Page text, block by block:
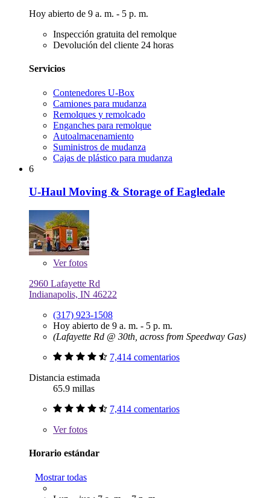
Hoy abierto de 9 a. m. - 5 p. m.
Inspección gratuita del remolque
Devolución del cliente 24 horas
Servicios
Contenedores U-Box
Camiones para mudanza
Remolques y remolcado
Enganches para remolque
Autoalmacenamiento
Suministros de mudanza
Cajas de plástico para mudanza
6
U-Haul Moving & Storage of Eagledale
Verfotos
2960 Lafayette Rd
Indianapolis, IN 46222
(317) 923-1508
Hoy abierto de 9 a. m. - 5 p. m.
(Lafayette Rd @ 30th, across from Speedway Gas)
7,414 comentarios
Distancia estimada
65.9 millas
7,414 comentarios
Verfotos
Horario estándar
Mostrar todas